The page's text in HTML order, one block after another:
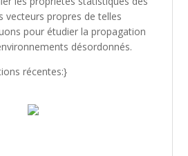
vecteurs propres de telles
pour étudier la propagation
désordonnés.
récentes:}